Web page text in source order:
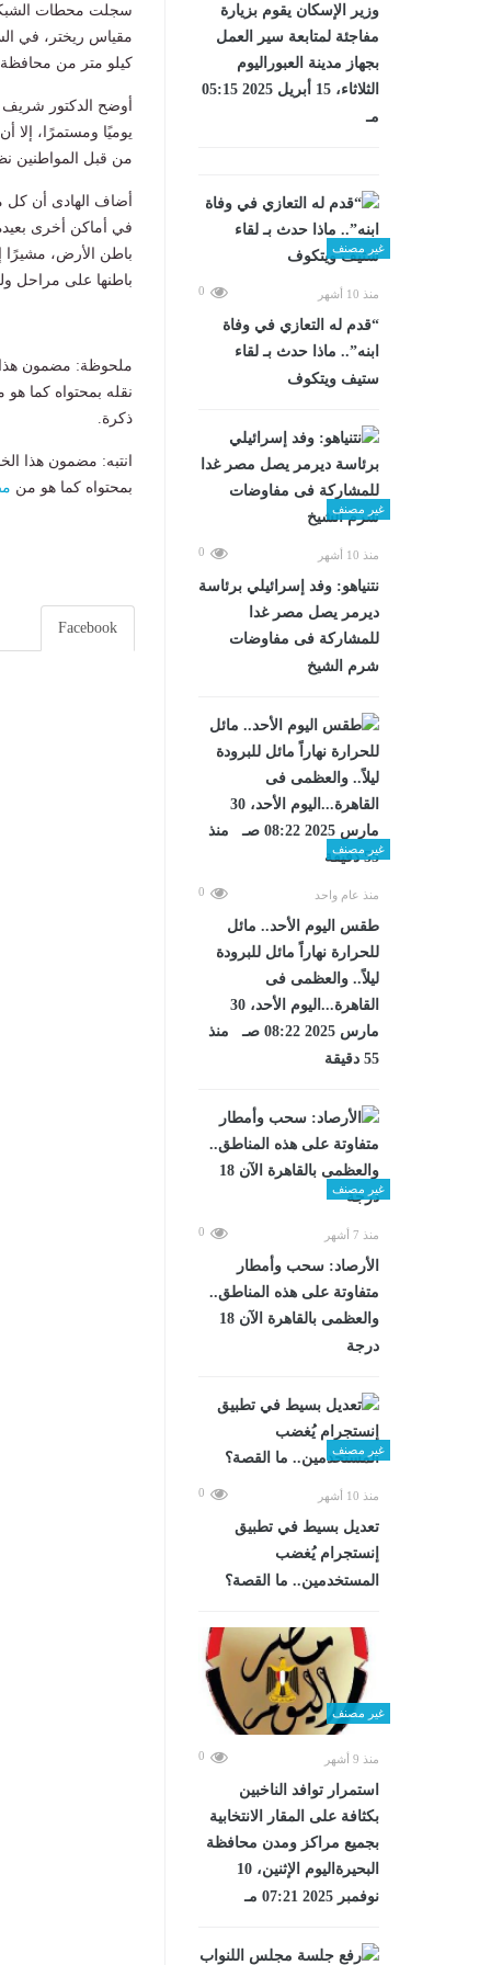
وزير الإسكان يقوم بزيارة
مفاجئة لمتابعة سير العمل
بجهاز مدينة العبوراليوم
الثلاثاء، 15 أبريل 2025 05:15
مـ
غير مصنف
منذ 10 أشهر 0
“قدم له التعازي في وفاة
ابنه”.. ماذا حدث بـ لقاء
ستيف ويتكوف
غير مصنف
منذ 10 أشهر 0
نتنياهو: وفد إسرائيلي برئاسة
ديرمر يصل مصر غدا
للمشاركة فى مفاوضات
شرم الشيخ
غير مصنف
منذ عام واحد 0
طقس اليوم الأحد.. مائل
للحرارة نهاراً مائل للبرودة
ليلاً.. والعظمى فى
القاهرة...اليوم الأحد، 30
مارس 2025 08:22 صـ منذ
55 دقيقة
غير مصنف
منذ 7 أشهر 0
الأرصاد: سحب وأمطار
متفاوتة على هذه المناطق..
والعظمى بالقاهرة الآن 18
درجة
غير مصنف
منذ 10 أشهر 0
تعديل بسيط في تطبيق
إنستجرام يُغضب
المستخدمين.. ما القصة؟
غير مصنف
منذ 9 أشهر 0
استمرار توافد الناخبين
بكثافة على المقار الانتخابية
بجميع مراكز ومدن محافظة
البحيرةاليوم الإثنين، 10
نوفمبر 2025 07:21 مـ
كيلو متر من محافظة
أوضح الدكتور شريف
من قبل المواطنين
أضاف الهادى أن كل
في أماكن أخرى
باطن الأرض، مشيرًا
باطنها على مراحل
ملحوظة: مضمون هذا
نقله بمحتواه كما
ذكرة.
انتبه: مضمون هذا
بمحتواه كما هو من
Facebook